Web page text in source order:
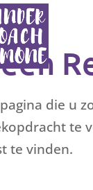
die u
te
te vinden.